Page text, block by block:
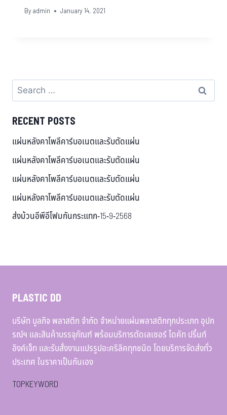
By admin January 14, 2021
RECENT POSTS
แผ่นหลังคาโพลีคาร์บอเนตและรับตัดแผ่น
แผ่นหลังคาโพลีคาร์บอเนตและรับตัดแผ่น
แผ่นหลังคาโพลีคาร์บอเนตและรับตัดแผ่น
แผ่นหลังคาโพลีคาร์บอเนตและรับตัดแผ่น
ส่งม้วนอีพีอีโฟมกันกระแทก-15-9-2568
PLASTIC DD
บริษัท บูลกิจ พลาสติก จำกัด จำหน่ายแผ่นพลาสติกทุกประเภท อุปก
รณ์ฯ และสินค้าบรรจุภัณฑ์ พร้อมบริการตัดเลเซอร์ ไดคัท ปริ้นท์
อิงค์เจ็ท และรับสั่งงานแปรรูปอะคริลิคทุกชนิด โดยบริการจัดส่งทั่ว
ประเทศ ในราคาเป็นกันเอง
TOPKEYWORD